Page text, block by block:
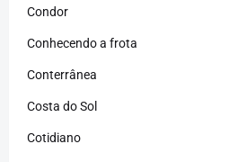
Condor
Conhecendo a frota
Conterrânea
Costa do Sol
Cotidiano